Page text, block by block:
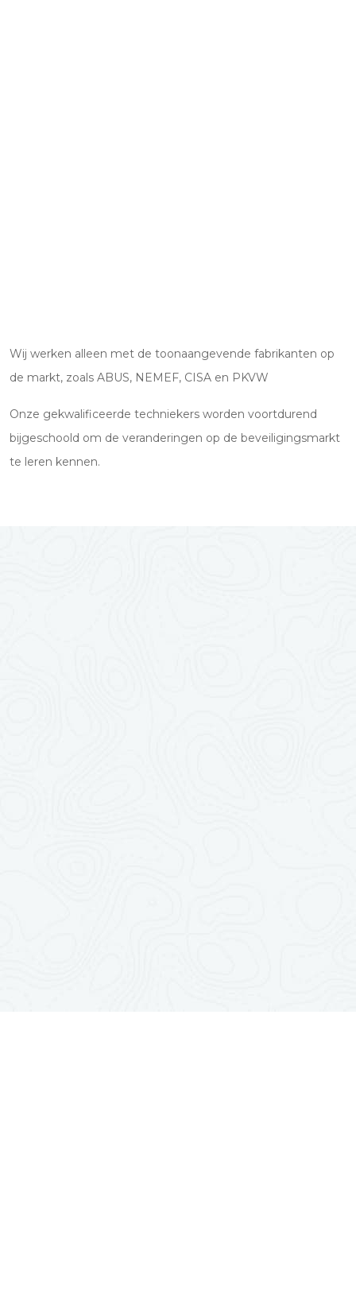
Wij werken alleen met de toonaangevende fabrikanten op
de markt, zoals ABUS, NEMEF, CISA en PKVW
Onze gekwalificeerde techniekers worden voortdurend
bijgeschoold om de veranderingen op de beveiligingsmarkt
te leren kennen.